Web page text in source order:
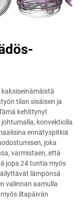
tilan sisäisen ja
kehittynyt
konvektiolla
ennätyspitkiä
joka
varmistaen, että
jopa 24 tuntia myös
lämpönsä
valinnan aamulla
iltapäivän